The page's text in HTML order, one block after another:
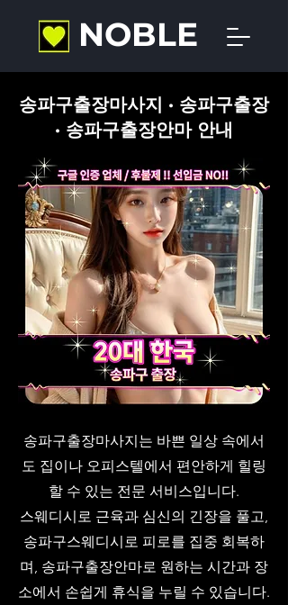
NOBLE
송파구출장마사지 · 송파구출장
· 송파구출장안마 안내
송파구출장마사지는 바쁜 일상 속에서
도 집이나 오피스텔에서 편안하게 힐링
할 수 있는 전문 서비스입니다.
스웨디시로 근육과 심신의 긴장을 풀고,
송파구스웨디시로 피로를 집중 회복하
며, 송파구출장안마로 원하는 시간과 장
소에서 손쉽게 휴식을 누릴 수 있습니다.